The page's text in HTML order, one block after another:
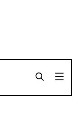
SHARE
SHARE